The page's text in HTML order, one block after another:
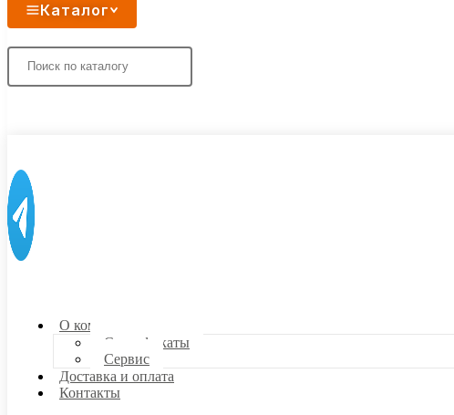
Каталог
О компании
Сертификаты
Сервис
Доставка и оплата
Контакты